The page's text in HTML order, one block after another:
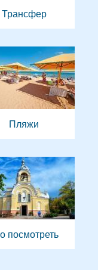
Трансфер
Пляжи
посмотреть